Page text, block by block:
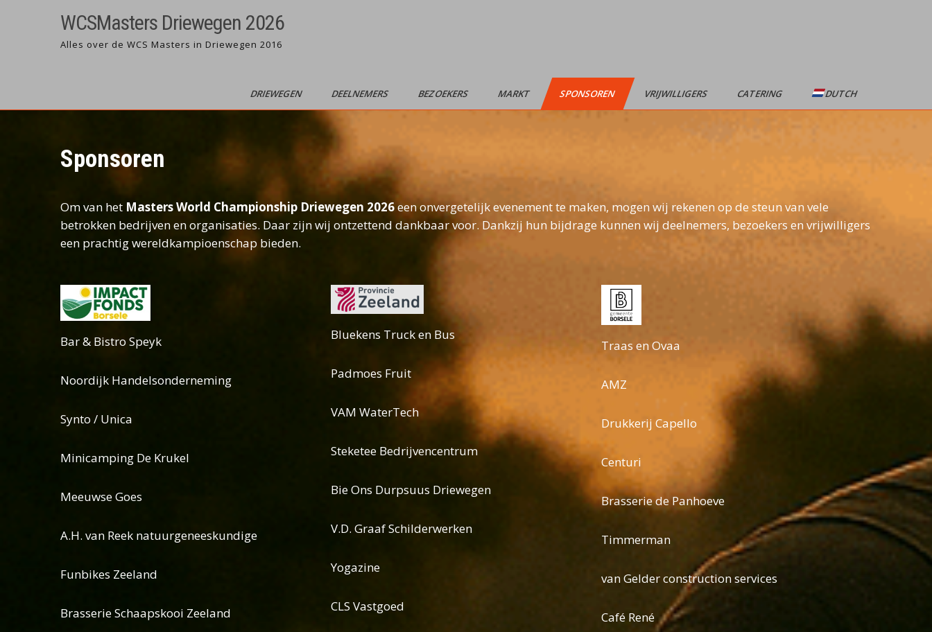
WCSMasters Driewegen 2026
Alles over de WCS Masters in Driewegen 2016
DRIEWEGEN DEELNEMERS BEZOEKERS MARKT SPONSOREN VRIJWILLIGERS CATERING DUTCH
Sponsoren
Om van het Masters World Championship Driewegen 2026een onvergetelijk evenement te maken, mogen wij rekenen op de steun van vele
betrokken bedrijven en organisaties. Daar zijn wij ontzettend dankbaar voor. Dankzij hun bijdrage kunnen wij deelnemers, bezoekers en vrijwilligers
een prachtig wereldkampioenschap bieden.
Bar & Bistro Speyk
Noordijk Handelsonderneming
Synto / Unica
Minicamping De Krukel
Meeuwse Goes
A.H. van Reek natuurgeneeskundige
Funbikes Zeeland
Brasserie Schaapskooi Zeeland
Bluekens Truck en Bus
Padmoes Fruit
VAM WaterTech
Steketee Bedrijvencentrum
Bie Ons Durpsuus Driewegen
V.D. Graaf Schilderwerken
Yogazine
CLS Vastgoed
Traas en Ovaa
AMZ
Drukkerij Capello
Centuri
Brasserie de Panhoeve
Timmerman
van Gelder construction services
Café René